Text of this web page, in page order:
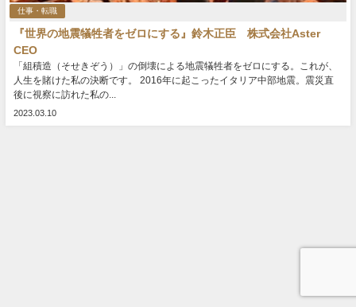
仕事・転職
『世界の地震犠牲者をゼロにする』鈴木正臣 株式会社Aster
CEO
「組積造（そせきぞう）」の倒壊による地震犠牲者をゼロにする。これが、
人生を賭けた私の決断です。 2016年に起こったイタリア中部地震。震災直
後に視察に訪れた私の...
2023.03.10